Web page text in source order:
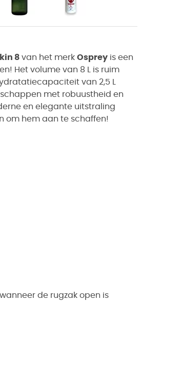
8 van het merk Osprey is een
Het volume van 8 L is ruim
van 2,5 L
met robuustheid en
en elegante uitstraling
om hem aan te schaffen!
de rugzak open is